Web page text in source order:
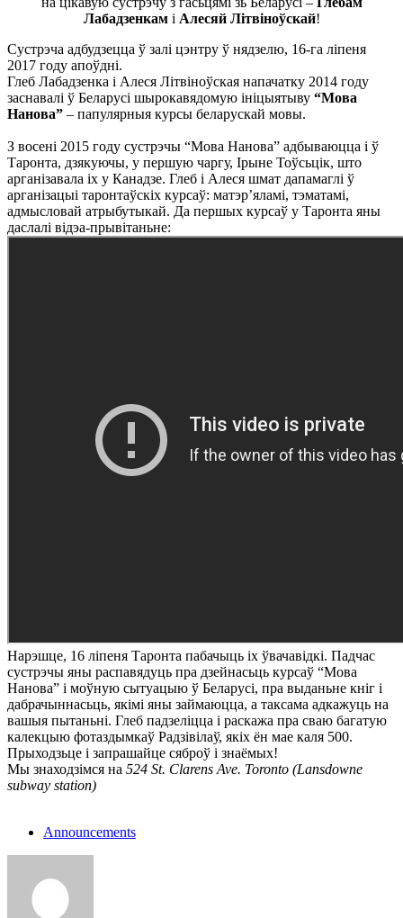
Лабадзенкамі Алесяй Літвіноўскай!
Сустрэча адбудзецца ў залі цэнтру ў нядзелю, 16-га ліпеня
2017 году апоўдні.
Глеб Лабадзенка і Алеся Літвіноўская напачатку 2014 году
заснавалі ў Беларусі шырокавядомую ініцыятыву “Мова
Нанова” – папулярныя курсы беларускай мовы.
З восені 2015 году сустрэчы “Мова Нанова” адбываюцца і ў
Таронта, дзякуючы, у першую чаргу, Ірыне Тоўсьцік, што
арганізавала іх у Канадзе. Глеб і Алеся шмат дапамаглі ў
арганізацыі таронтаўскіх курсаў: матэр’яламі, тэматамі,
адмысловай атрыбутыкай. Да першых курсаў у Таронта яны
даслалі відэа-прывітаньне:
Нарэшце, 16 ліпеня Таронта пабачыць іх ўвачавідкі. Падчас
сустрэчы яны распавядуць пра дзейнасьць курсаў “Мова
Нанова” і моўную сытуацыю ў Беларусі, пра выданьне кніг і
дабрачыннасьць, якімі яны займаюцца, а таксама адкажуць на
вашыя пытаньні. Глеб падзеліцца і раскажа пра сваю багатую
калекцыю фотаздымкаў Радзівілаў, якіх ён мае каля 500.
Прыходзьце і запрашайце сяброў і знаёмых!
Мы знаходзімся на 524 St. Clarens Ave. Toronto (Lansdowne
subway station)
Announcements